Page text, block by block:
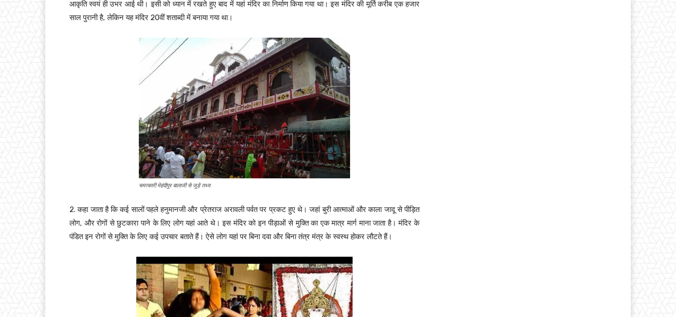
आकृति स्वयं ही उभर आई थी। इसी को ध्यान में रखते हुए बाद में यहां मंदिर का निर्माण किया गया था। इस मंदिर की मूर्ति करीब एक हजार
साल पुरानी है, लेकिन यह मंदिर 20वीं शताब्दी में बनाया गया था।
चमत्कारी मेहंदीपुर बालाजी से जुड़े तथ्य
2. कहा जाता है कि कई सालों पहले हनुमानजी और प्रेतराज अरावली पर्वत पर प्रकट हुए थे। जहां बुरी आत्माओं और काला जादू से पीड़ित
लोग, और रोगों से छुटकारा पाने के लिए लोग यहां आते थे। इस मंदिर को इन पीड़ाओं से मुक्ति का एक मात्र मार्ग माना जाता है। मंदिर के
पंडित इन रोगों से मुक्ति के लिए कई उपचार बताते हैं। ऐसे लोग यहां पर बिना दवा और बिना तंत्र मंत्र के स्वस्थ होकर लौटते हैं।